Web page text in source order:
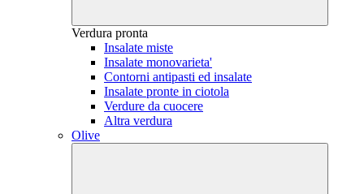
Verdura pronta
Insalate miste
Insalate monovarieta'
Contorni antipasti ed insalate
Insalate pronte in ciotola
Verdure da cuocere
Altra verdura
Olive